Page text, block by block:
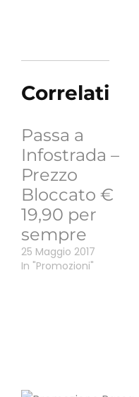
Correlati
Passa a
Infostrada –
Prezzo
Bloccato €
19,90 per
sempre
25 Maggio 2017
In "Promozioni"